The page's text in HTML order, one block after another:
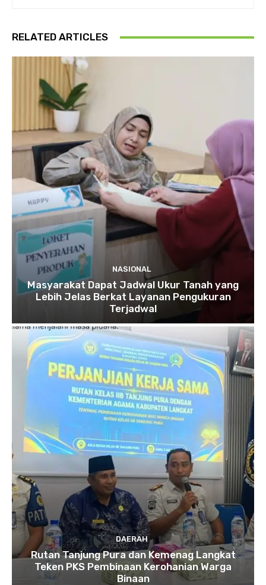
RELATED ARTICLES
NASIONAL
Masyarakat Dapat Jadwal Ukur Tanah yang
Lebih Jelas Berkat Layanan Pengukuran
Terjadwal
DAERAH
Rutan Tanjung Pura dan Kemenag Langkat
Teken PKS Pembinaan Kerohanian Warga
Binaan